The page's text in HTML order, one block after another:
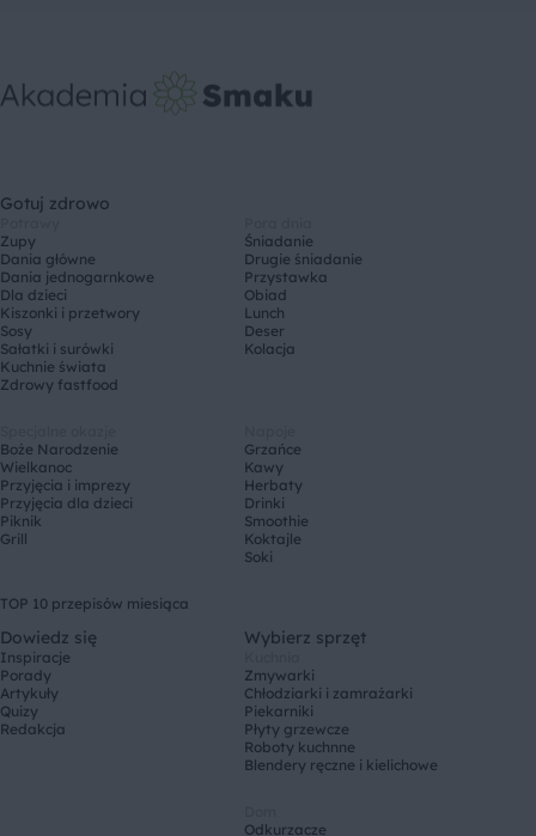
Gotuj zdrowo
Zupy
Dania główne
Dania jednogarnkowe
Dla dzieci
Kiszonki i przetwory
Sosy
Sałatki i surówki
Kuchnie świata
Zdrowy fastfood
Śniadanie
Drugie śniadanie
Przystawka
Obiad
Lunch
Deser
Kolacja
Boże Narodzenie
Wielkanoc
Przyjęcia i imprezy
Przyjęcia dla dzieci
Piknik
Grill
Grzańce
Kawy
Herbaty
Drinki
Smoothie
Koktajle
Soki
TOP 10 przepisów miesiąca
Dowiedz się
Inspiracje
Porady
Artykuły
Quizy
Redakcja
Wybierz sprzęt
Zmywarki
Chłodziarki i zamrażarki
Piekarniki
Płyty grzewcze
Roboty kuchnne
Blendery ręczne i kielichowe
Odkurzacze